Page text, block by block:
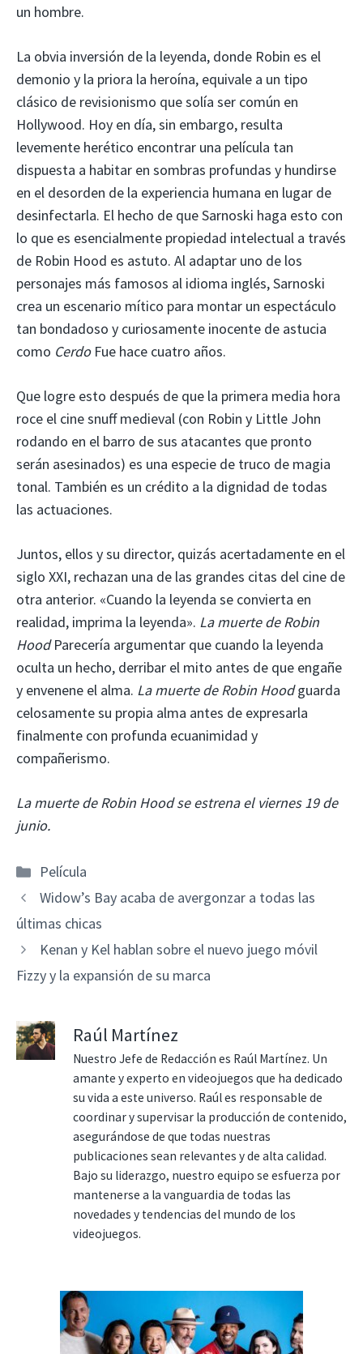
un hombre.
La obvia inversión de la leyenda, donde Robin es el
demonio y la priora la heroína, equivale a un tipo
clásico de revisionismo que solía ser común en
Hollywood. Hoy en día, sin embargo, resulta
levemente herético encontrar una película tan
dispuesta a habitar en sombras profundas y hundirse
en el desorden de la experiencia humana en lugar de
desinfectarla. El hecho de que Sarnoski haga esto con
lo que es esencialmente propiedad intelectual a través
de Robin Hood es astuto. Al adaptar uno de los
personajes más famosos al idioma inglés, Sarnoski
crea un escenario mítico para montar un espectáculo
tan bondadoso y curiosamente inocente de astucia
como CerdoFue hace cuatro años.
Que logre esto después de que la primera media hora
roce el cine snuff medieval (con Robin y Little John
rodando en el barro de sus atacantes que pronto
serán asesinados) es una especie de truco de magia
tonal. También es un crédito a la dignidad de todas
las actuaciones.
Juntos, ellos y su director, quizás acertadamente en el
siglo XXI, rechazan una de las grandes citas del cine de
otra anterior. «Cuando la leyenda se convierta en
realidad, imprima la leyenda». La muerte de Robin
HoodParecería argumentar que cuando la leyenda
oculta un hecho, derribar el mito antes de que engañe
y envenene el alma. La muerte de Robin Hoodguarda
celosamente su propia alma antes de expresarla
finalmente con profunda ecuanimidad y
compañerismo.
La muerte de Robin Hood se estrena el viernes 19 de
junio.
Categorías
Película
Widow’s Bay acaba de avergonzar a todas las
últimas chicas
Kenan y Kel hablan sobre el nuevo juego móvil
Fizzy y la expansión de su marca
Raúl Martínez
Nuestro Jefe de Redacción es Raúl Martínez. Un
amante y experto en videojuegos que ha dedicado
su vida a este universo. Raúl es responsable de
coordinar y supervisar la producción de contenido,
asegurándose de que todas nuestras
publicaciones sean relevantes y de alta calidad.
Bajo su liderazgo, nuestro equipo se esfuerza por
mantenerse a la vanguardia de todas las
novedades y tendencias del mundo de los
videojuegos.